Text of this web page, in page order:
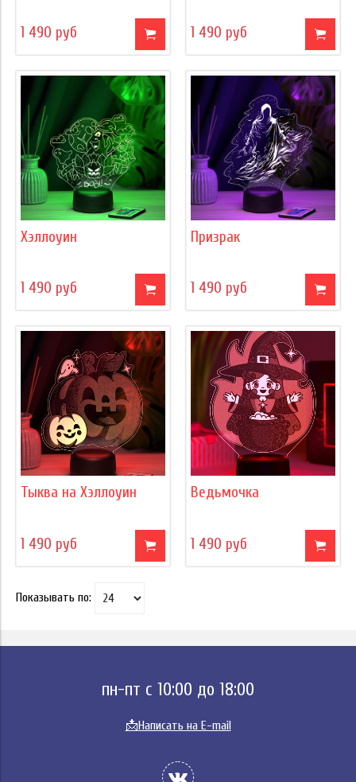
1 490 руб 1 490 руб
Хэллоуин
1 490 руб
Призрак
1 490 руб
Тыква на Хэллоуин
1 490 руб
Ведьмочка
1 490 руб
Показывать по:
пн-пт с 10:00 до 18:00
📩Написать на E-mail